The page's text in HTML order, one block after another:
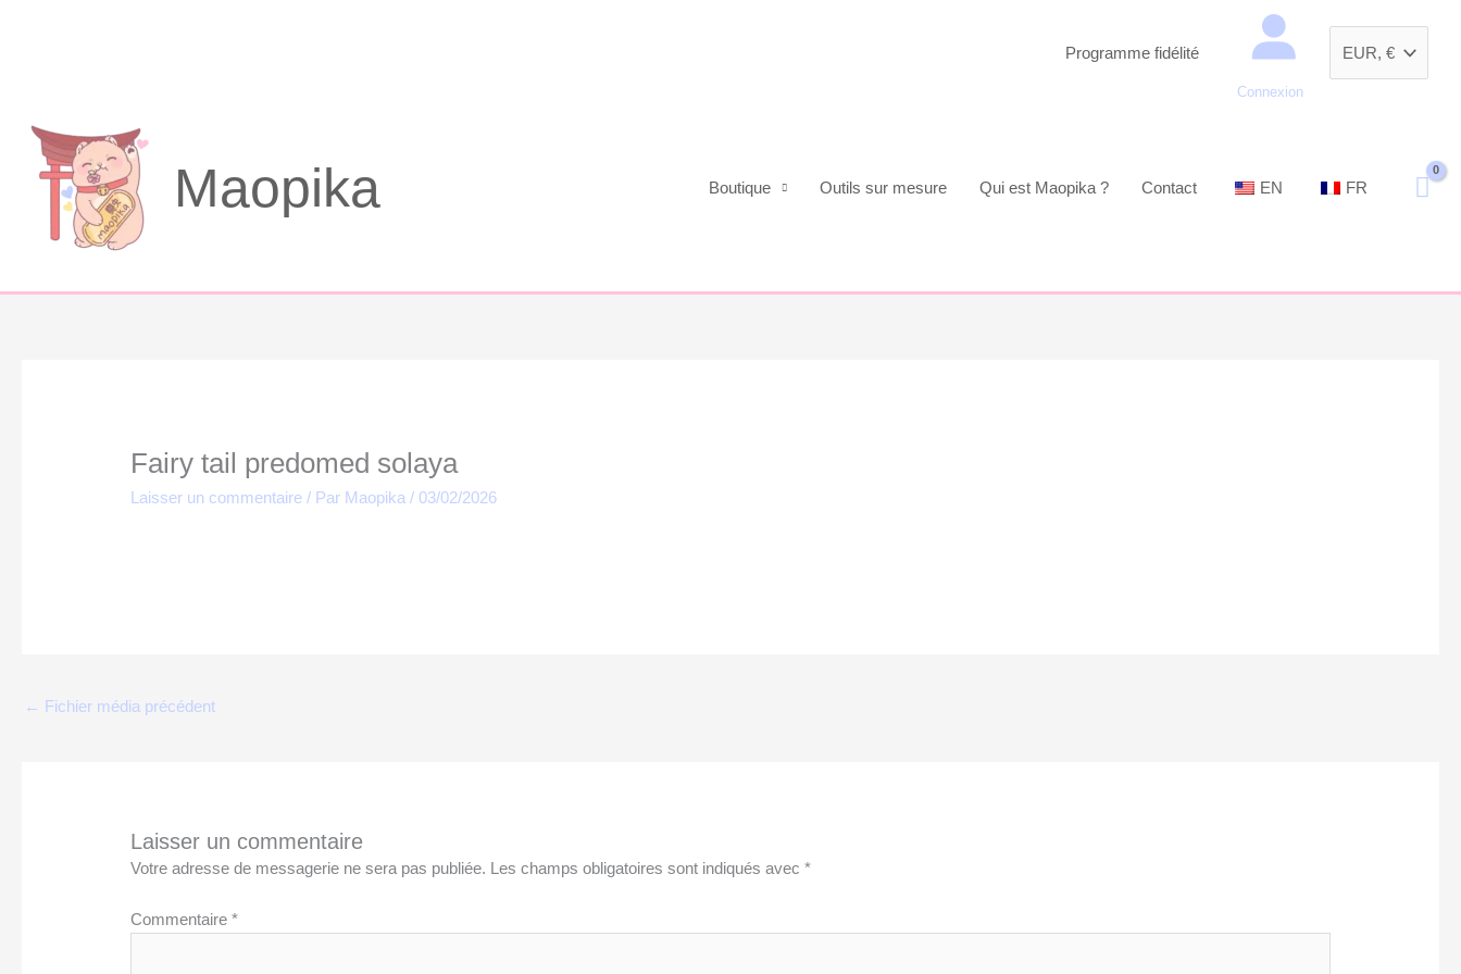
Programme fidélité
Connexion
Maopika Boutique Outils sur mesure Qui est Maopika ? Contact EN FR
Fairy tail predomed solaya
Laisser un commentaire / Par Maopika/ 03/02/2026
← Fichier média précédent
Laisser un commentaire
Votre adresse de messagerie ne sera pas publiée. Les champs obligatoires sont indiqués avec*
Commentaire*
Recherche